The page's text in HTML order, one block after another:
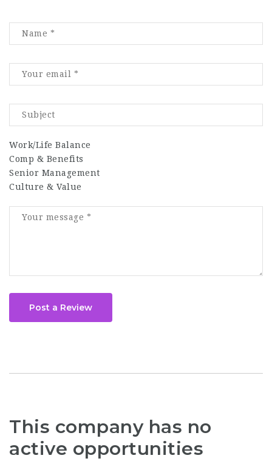
Work/Life Balance
Comp & Benefits
Senior Management
Culture & Value
Post a Review
This company has no
active opportunities